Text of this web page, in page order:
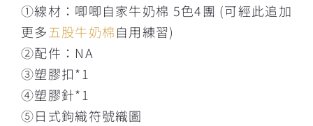
①線材：唧唧自家牛奶棉 5色4團 (可經此追加
更多五股牛奶棉自用練習)
②配件：NA
③塑膠扣*1
④塑膠針*1
⑤日式鉤織符號織圖